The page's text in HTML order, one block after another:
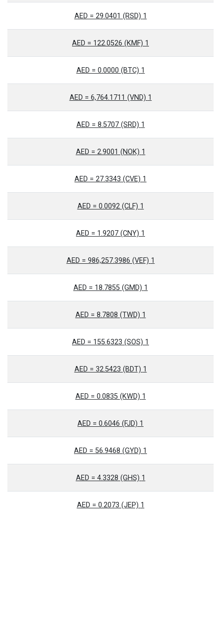
1 AED = 29.0401 (RSD)
1 AED = 122.0526 (KMF)
1 AED = 0.0000 (BTC)
1 AED = 6,764.1711 (VND)
1 AED = 8.5707 (SRD)
1 AED = 2.9001 (NOK)
1 AED = 27.3343 (CVE)
1 AED = 0.0092 (CLF)
1 AED = 1.9207 (CNY)
1 AED = 986,257.3986 (VEF)
1 AED = 18.7855 (GMD)
1 AED = 8.7808 (TWD)
1 AED = 155.6323 (SOS)
1 AED = 32.5423 (BDT)
1 AED = 0.0835 (KWD)
1 AED = 0.6046 (FJD)
1 AED = 56.9468 (GYD)
1 AED = 4.3328 (GHS)
1 AED = 0.2073 (JEP)